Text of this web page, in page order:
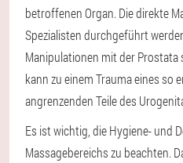
betroffenen Organ. Die direkte
Spezialisten durchgeführt
Manipulationen mit der Prostata
kann zu einem Trauma eines so
angrenzenden Teile des
Es ist wichtig, die Hygiene- und
Massagebereichs zu beachten.